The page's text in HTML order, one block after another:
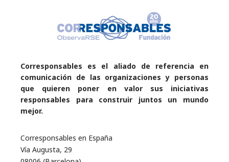
Corresponsables es el aliado de referencia en
comunicación de las organizaciones y personas
que quieren poner en valor sus iniciativas
responsables para construir juntos un mundo
mejor.
Corresponsables en España
Vía Augusta, 29